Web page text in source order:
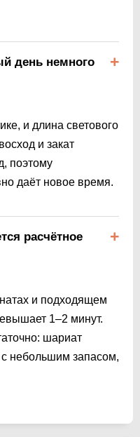
день немного
и длина светового
и закат
поэтому
даёт новое время.
расчётное
и подходящем
1–2 минут.
шариат
с небольшим запасом,